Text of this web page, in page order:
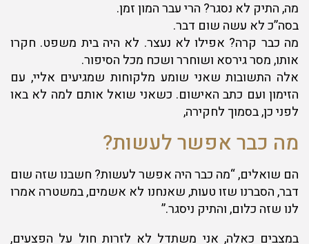
מה, התיק לא נסגר? הרי עבר המון זמן.
בסה”כ לא עשה שום דבר.
מה כבר קרה? אפילו לא נעצר. לא היה בית משפט. חקרו
אותו, מסר גירסא ושוחרר ושכח מכל הסיפור.
אלה התשובות שאני שומע מלקוחות שמגיעים אליי, עם
הזימון ועם כתב האישום. כשאני שואל אותם למה לא באו
לפני כן, בסמוך לחקירה,
מה כבר אפשר לעשות?
הם שואלים, “מה כבר היה אפשר לעשות? חשבנו שזה שום
דבר, הסברנו שזו טעות, שאנחנו לא אשמים, במשטרה אמרו
לנו שזה כלום, והתיק ניסגר.”
במצבים כאלה, אני משתדל לא לזרות חול על הפצעים,